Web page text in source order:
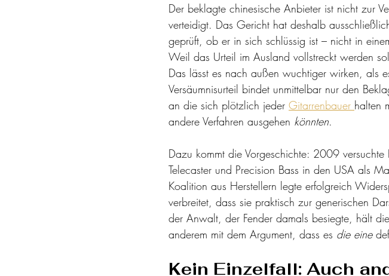
Der beklagte chinesische Anbieter ist nicht zur
verteidigt. Das Gericht hat deshalb
geprüft, ob er in sich schlüssig ist – nicht in
Weil das Urteil im Ausland vollstreckt werden
Das lässt es nach außen wuchtiger wirken, als
Versäumnisurteil bindet unmittelbar nur den
an die sich plötzlich jeder Gitarrenbauer halten
andere Verfahren ausgehen könnten.
Dazu kommt die Vorgeschichte: 2009 versuchte
Telecaster und Precision Bass in den USA als
Koalition aus Herstellern legte erfolgreich
verbreitet, dass sie praktisch zur generischen
der Anwalt, der Fender damals besiegte, hält
anderem mit dem Argument, dass es die eine
Kein Einzelfall: Auch